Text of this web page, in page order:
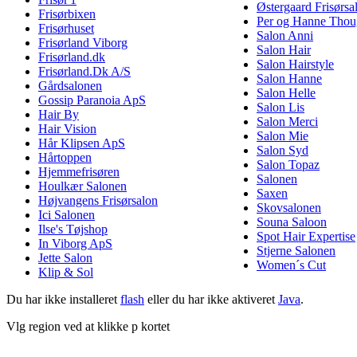
Frisørbixen
Frisørhuset
Frisørland Viborg
Frisørland.dk
Frisørland.Dk A/S
Gårdsalonen
Gossip Paranoia ApS
Hair By
Hair Vision
Hår Klipsen ApS
Hårtoppen
Hjemmefrisøren
Houlkær Salonen
Højvangens Frisørsalon
Ici Salonen
Ilse's Tøjshop
In Viborg ApS
Jette Salon
Klip & Sol
Østergaard
Per og Hanne
Salon Anni
Salon Hair
Salon Hairstyle
Salon Hanne
Salon Helle
Salon Lis
Salon Merci
Salon Mie
Salon Syd
Salon Topaz
Salonen
Saxen
Skovsalonen
Souna Saloon
Spot Hair Expertise
Stjerne Salonen
Women´s Cut
Du har ikke installeret flash eller du har ikke aktiveret Java.
Vlg region ved at klikke p kortet